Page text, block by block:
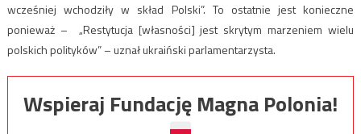
wcześniej wchodziły w skład Polski”. To ostatnie jest konieczne
ponieważ – „Restytucja [własności] jest skrytym marzeniem wielu
polskich polityków” – uznał ukraiński parlamentarzysta.
Wspieraj Fundację Magna Polonia!